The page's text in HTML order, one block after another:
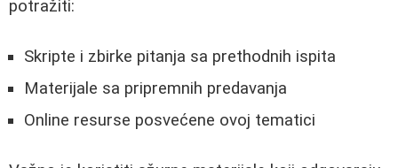
potražiti:
Skripte i zbirke pitanja sa prethodnih ispita
Materijale sa pripremnih predavanja
Online resurse posvećene ovoj tematici